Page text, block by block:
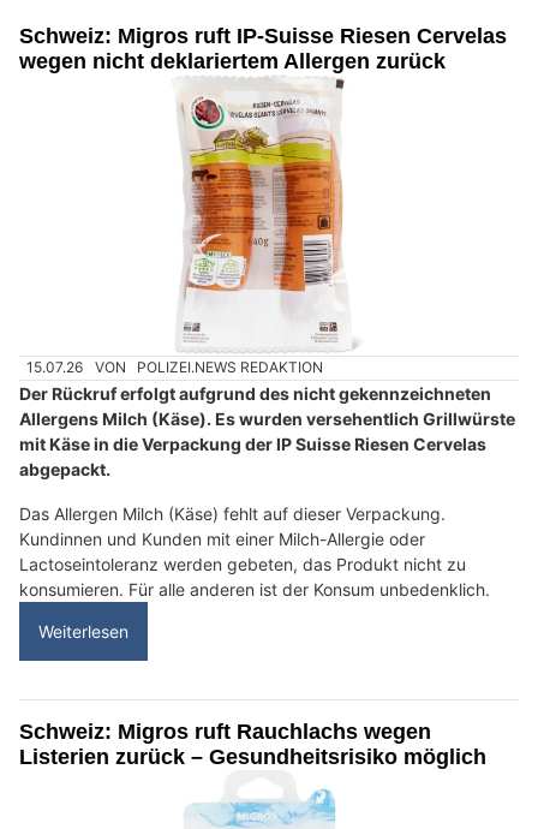
Schweiz: Migros ruft IP-Suisse Riesen Cervelas
wegen nicht deklariertem Allergen zurück
15.07.26 VON POLIZEI.NEWS REDAKTION
Der Rückruf erfolgt aufgrund des nicht gekennzeichneten
Allergens Milch (Käse). Es wurden versehentlich Grillwürste
mit Käse in die Verpackung der IP Suisse Riesen Cervelas
abgepackt.
Das Allergen Milch (Käse) fehlt auf dieser Verpackung.
Kundinnen und Kunden mit einer Milch-Allergie oder
Lactoseintoleranz werden gebeten, das Produkt nicht zu
konsumieren. Für alle anderen ist der Konsum unbedenklich.
Weiterlesen
Schweiz: Migros ruft Rauchlachs wegen
Listerien zurück – Gesundheitsrisiko möglich